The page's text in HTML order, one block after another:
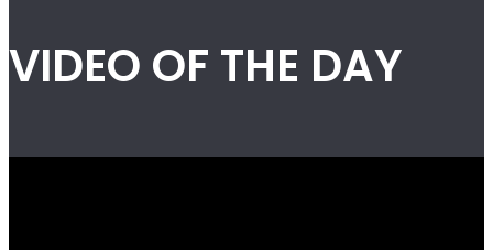
VIDEO OF THE DAY